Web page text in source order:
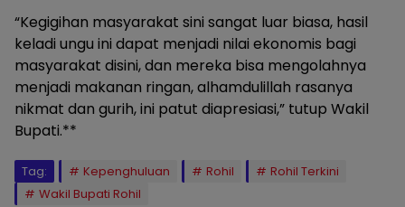
“Kegigihan masyarakat sini sangat luar biasa, hasil
keladi ungu ini dapat menjadi nilai ekonomis bagi
masyarakat disini, dan mereka bisa mengolahnya
menjadi makanan ringan, alhamdulillah rasanya
nikmat dan gurih, ini patut diapresiasi,” tutup Wakil
Bupati.**
Tag: Kepenghuluan Rohil
Rohil Terkini
Wakil Bupati Rohil